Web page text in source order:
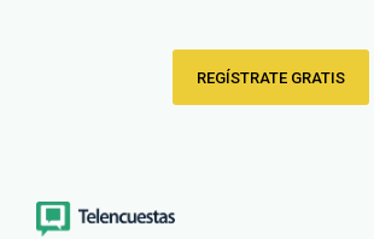
REGÍSTRATE GRATIS